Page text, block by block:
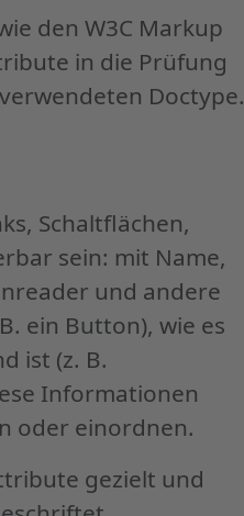
den W3C Markup
in die Prüfung
Doctype.
Schaltflächen,
sein: mit Name,
und andere
ein Button), wie es
ist (z. B.
Informationen
oder einordnen.
gezielt und